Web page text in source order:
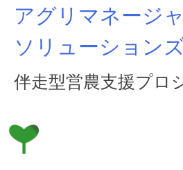
Skip
content
アグリマネージ
ソリューション
伴走型営農支援プロ